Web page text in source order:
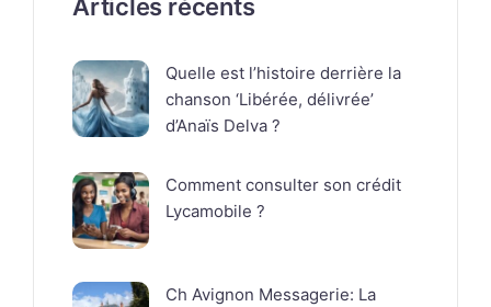
Articles récents
Quelle est l’histoire derrière la
chanson ‘Libérée, délivrée’
d’Anaïs Delva ?
Comment consulter son crédit
Lycamobile ?
Ch Avignon Messagerie: La